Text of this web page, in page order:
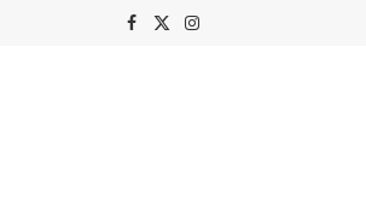
Facebook
X
Instagram